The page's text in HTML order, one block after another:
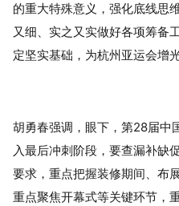
的重大特殊意义，强化底线思
又细、实之又实做好各项筹备
定坚实基础，为杭州亚运会增光
胡勇春强调，眼下，第28届中
入最后冲刺阶段，要查漏补缺
要求，重点把握装修期间、布
重点聚焦开幕式等关键环节，